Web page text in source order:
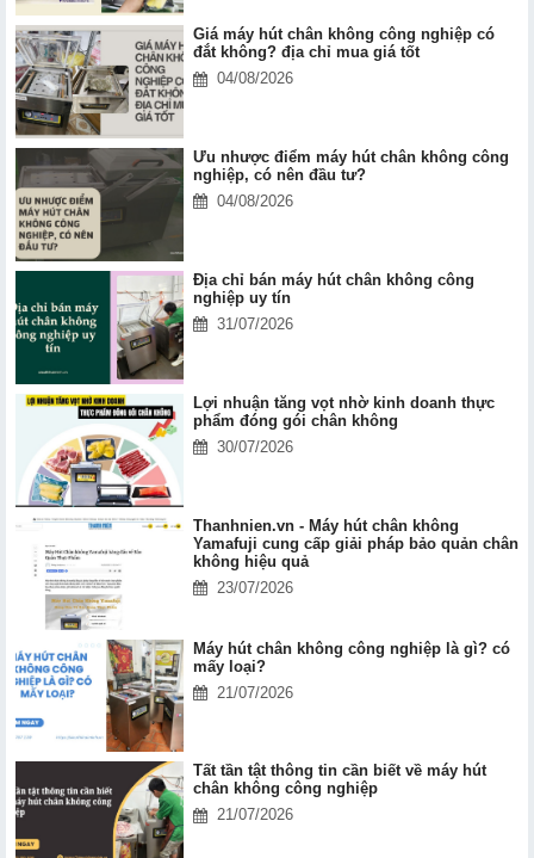
Giá máy hút chân không công nghiệp có
đắt không? địa chỉ mua giá tốt
04/08/2026
Ưu nhược điểm máy hút chân không công
nghiệp, có nên đầu tư?
04/08/2026
Địa chỉ bán máy hút chân không công
nghiệp uy tín
31/07/2026
Lợi nhuận tăng vọt nhờ kinh doanh thực
phẩm đóng gói chân không
30/07/2026
Thanhnien.vn - Máy hút chân không
Yamafuji cung cấp giải pháp bảo quản chân
không hiệu quả
23/07/2026
Máy hút chân không công nghiệp là gì? có
mấy loại?
21/07/2026
Tất tần tật thông tin cần biết về máy hút
chân không công nghiệp
21/07/2026